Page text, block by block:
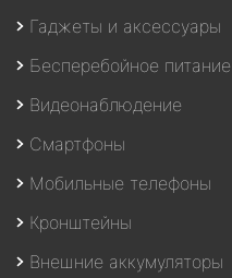
Гаджеты и аксессуары
Бесперебойное питание
Видеонаблюдение
Смартфоны
Мобильные телефоны
Кронштейны
Внешние аккумуляторы